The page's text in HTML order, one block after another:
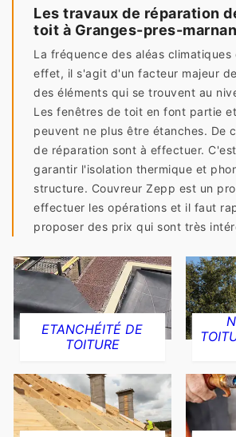
Les travaux de réparation
toit à Granges-pres-
La fréquence des aléas climatiques
effet, il s'agit d'un facteur majeur
des éléments qui se trouvent au
Les fenêtres de toit en font partie
peuvent ne plus être étanches. De
de réparation sont à effectuer.
garantir l'isolation thermique et
structure. Couvreur Zepp est un
effectuer les opérations et il faut
proposer des prix qui sont très
ETANCHÉITÉ DE
TOITURE